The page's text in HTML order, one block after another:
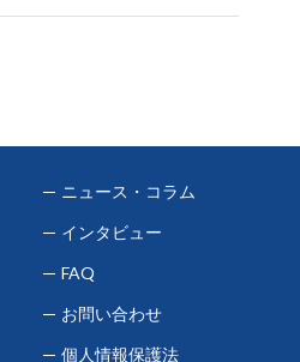
ニュース・コラム
インタビュー
FAQ
お問い合わせ
個人情報保護法